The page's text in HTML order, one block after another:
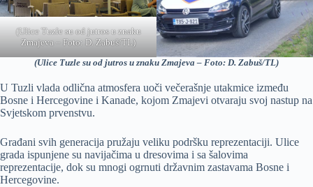
(Ulice Tuzle su od jutros u znaku
Zmajeva – Foto: D. Zabuš/TL)
(Ulice Tuzle su od jutros u znaku Zmajeva – Foto: D. Zabuš/TL)
U Tuzli vlada odlična atmosfera uoči večerašnje utakmice između
Bosne i Hercegovine i Kanade, kojom Zmajevi otvaraju svoj nastup na
Svjetskom prvenstvu.
Građani svih generacija pružaju veliku podršku reprezentaciji. Ulice
grada ispunjene su navijačima u dresovima i sa šalovima
reprezentacije, dok su mnogi ogrnuti državnim zastavama Bosne i
Hercegovine.